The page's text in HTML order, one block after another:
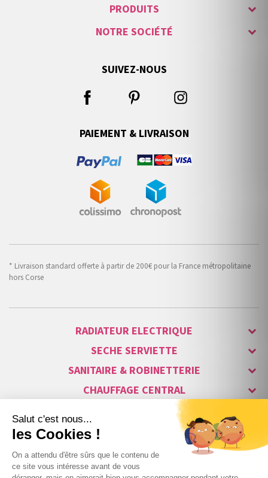
PRODUITS
NOTRE SOCIÉTÉ
SUIVEZ-NOUS
PAIEMENT & LIVRAISON
* Livraison standard offerte à partir de 200€ pour la France métropolitaine
hors Corse
RADIATEUR ELECTRIQUE
SECHE SERVIETTE
SANITAIRE & ROBINETTERIE
CHAUFFAGE CENTRAL
ALARME & SÉCURITÉ
MAISON CONNECTÉE
VISIOPHONE & INTERPHONE
LUMINAIRES & ECLAIRAGE